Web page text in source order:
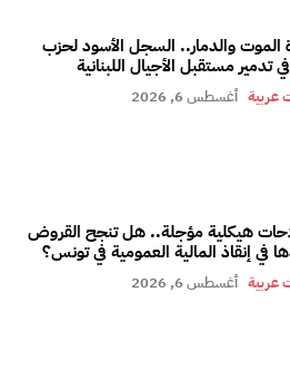
الموت والدمار.. السجل الأسود لحزب
تدمير مستقبل الأجيال اللبنانية
عربية أغسطس 6, 2026
هيكلية مؤجلة.. هل تنجح القروض
في إنقاذ المالية العمومية في تونس؟
عربية أغسطس 6, 2026